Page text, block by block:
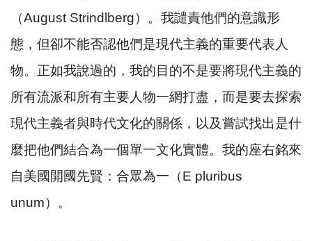
（August Strindlberg）。我譴責他們的意識形
態，但卻不能否認他們是現代主義的重要代表人
物。正如我說過的，我的目的不是要將現代主義的
所有流派和所有主要人物一網打盡，而是要去探索
現代主義者與時代文化的關係，以及嘗試找出是什
麼把他們結合為一個單一文化實體。我的座右銘來
自美國開國先賢：合眾為一（E pluribus
unum）。